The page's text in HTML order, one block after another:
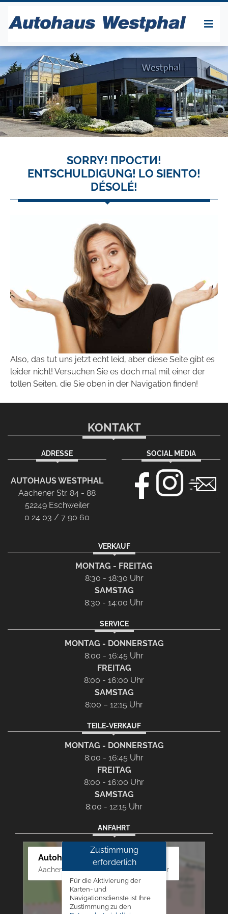
SORRY! ПРОСТИ!
ENTSCHULDIGUNG! LO SIENTO!
DÉSOLÉ!
Also, das tut uns jetzt echt leid, aber diese Seite gibt es
leider nicht! Versuchen Sie es doch mal mit einer der
tollen Seiten, die Sie oben in der Navigation finden!
KONTAKT
ADRESSE
AUTOHAUS WESTPHAL
Aachener Str. 84 - 88
52249 Eschweiler
0 24 03 / 7 90 60
SOCIAL MEDIA
VERKAUF
MONTAG - FREITAG
8:30 - 18:30 Uhr
SAMSTAG
8:30 - 14:00 Uhr
SERVICE
MONTAG - DONNERSTAG
8:00 - 16:45 Uhr
FREITAG
8:00 - 16:00 Uhr
SAMSTAG
8:00 – 12:15 Uhr
TEILE-VERKAUF
MONTAG - DONNERSTAG
8:00 - 16:45 Uhr
FREITAG
8:00 - 16:00 Uhr
SAMSTAG
8:00 - 12:15 Uhr
ANFAHRT
Autohaus Westphal
Aachener Str. 84 - 88, 52249 Eschweiler
Zustimmung
erforderlich
Für die Aktivierung der
Karten- und
Navigationsdienste ist Ihre
Zustimmung zu den